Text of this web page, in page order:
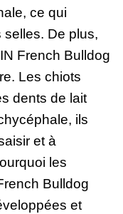
ce qui
De plus,
French Bulldog
Les chiots
dents de lait
ils
et à
les
Bulldog
et